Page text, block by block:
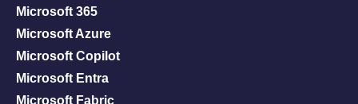
Microsoft 365
Microsoft Azure
Microsoft Copilot
Microsoft Entra
Microsoft Fabric